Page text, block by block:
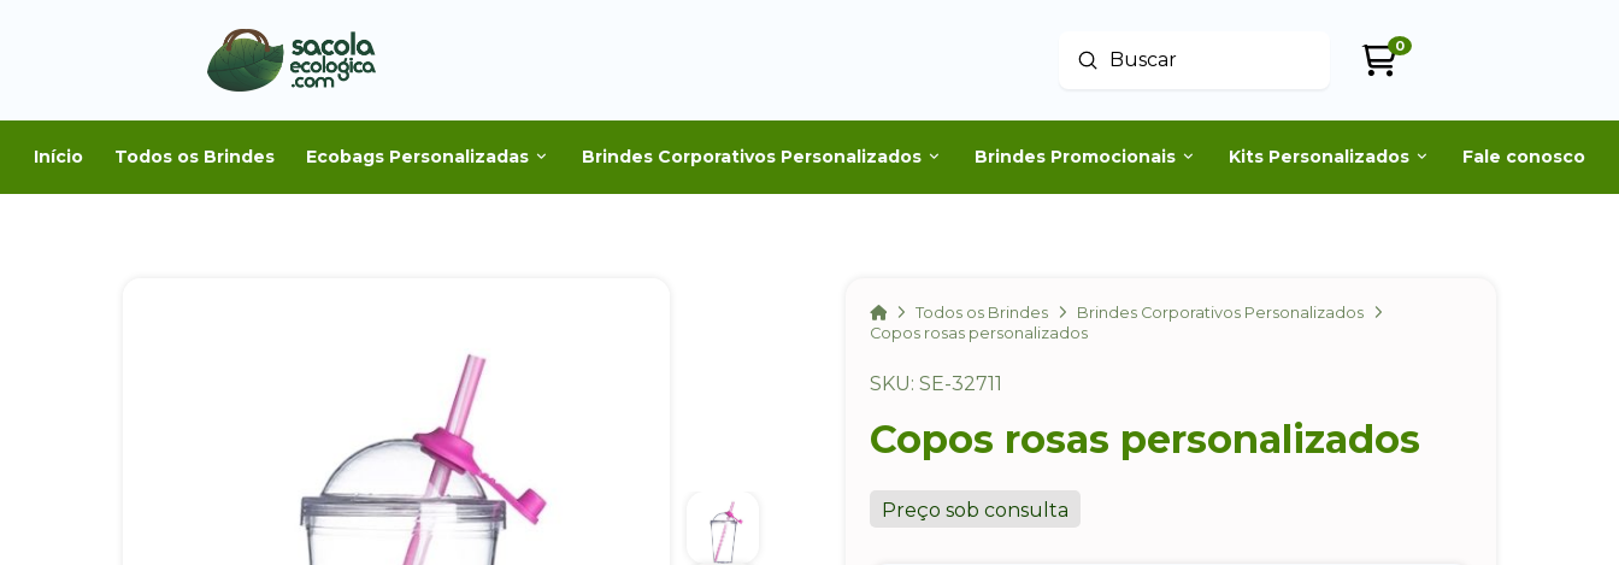
Buscar
Enviar
0
Início Todos os Brindes Ecobags Personalizadas Brindes Corporativos Personalizados Brindes Promocionais Kits Personalizados Fale conosco
HomeTodos os Brindes
Brindes Corporativos Personalizados
Copos rosas personalizados
SKU: SE-32711
Copos rosas personalizados
Preço sob consulta